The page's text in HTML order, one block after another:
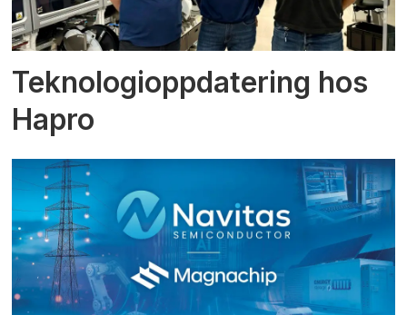
Teknologioppdatering hos
Hapro